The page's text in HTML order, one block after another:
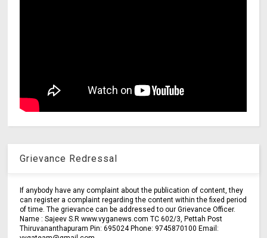
Grievance Redressal
If anybody have any complaint about the publication of content, they
can register a complaint regarding the content within the fixed period
of time. The grievance can be addressed to our Grievance Officer.
Name : Sajeev S.R www.vyganews.com TC 602/3, Pettah Post
Thiruvananthapuram Pin: 695024 Phone: 9745870100 Email: